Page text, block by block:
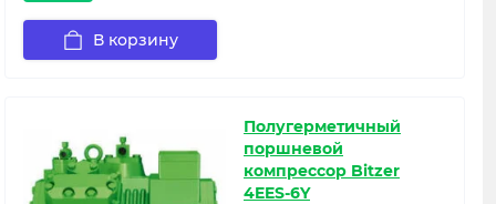
В корзину
Полугерметичный
поршневой
компрессор Bitzer
4EES-6Y